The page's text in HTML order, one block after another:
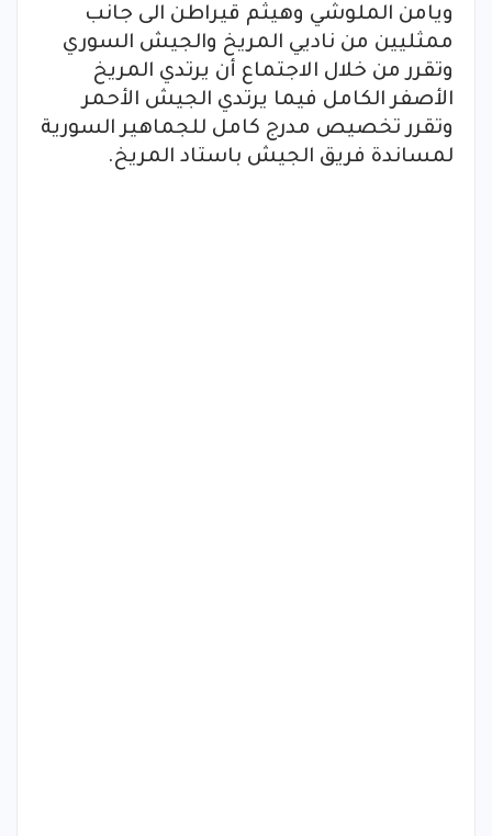
ويامن الملوشي وهيثم قيراطن الى جانب
ممثليين من ناديي المريخ والجيش السوري
وتقرر من خلال الاجتماع أن يرتدي المريخ
الأصفر الكامل فيما يرتدي الجيش الأحمر
وتقرر تخصيص مدرج كامل للجماهير السورية
لمساندة فريق الجيش باستاد المريخ.